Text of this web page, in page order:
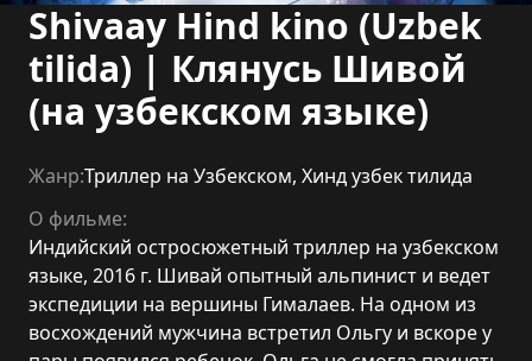
Shivaay Hind kino (Uzbek
tilida) | Клянусь Шивой
(на узбекском языке)
Жанр:Триллер на Узбекском, Хинд узбек тилида
О фильме:
Индийский остросюжетный триллер на узбекском
языке, 2016 г. Шивай опытный альпинист и ведет
экспедиции на вершины Гималаев. На одном из
восхождений мужчина встретил Ольгу и вскоре у